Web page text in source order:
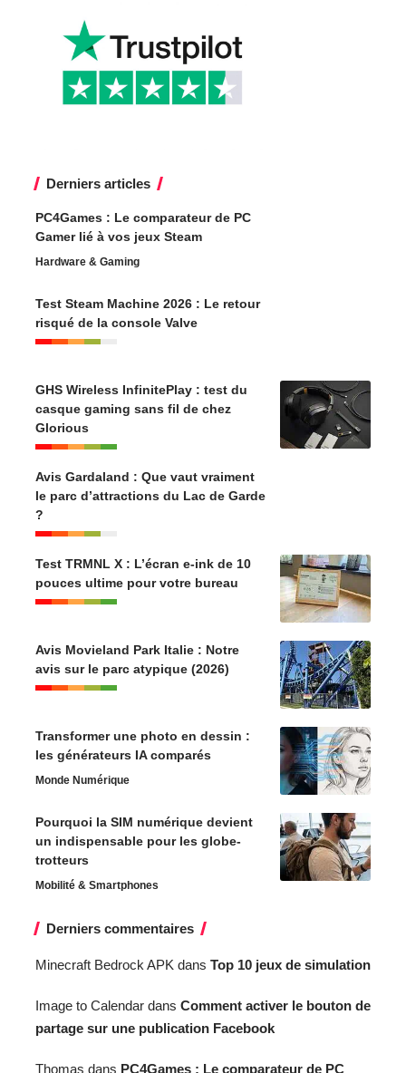
Derniers articles
PC4Games : Le comparateur de PC
Gamer lié à vos jeux Steam
Hardware & Gaming
Test Steam Machine 2026 : Le retour
risqué de la console Valve
GHS Wireless InfinitePlay : test du
casque gaming sans fil de chez
Glorious
Avis Gardaland : Que vaut vraiment
le parc d’attractions du Lac de Garde
?
Test TRMNL X : L’écran e-ink de 10
pouces ultime pour votre bureau
Avis Movieland Park Italie : Notre
avis sur le parc atypique (2026)
Transformer une photo en dessin :
les générateurs IA comparés
Monde Numérique
Pourquoi la SIM numérique devient
un indispensable pour les globe-
trotteurs
Mobilité & Smartphones
Derniers commentaires
Minecraft Bedrock APK dans Top 10 jeux de simulation
Image to Calendar dans Comment activer le bouton de
partage sur une publication Facebook
Thomas dans PC4Games : Le comparateur de PC